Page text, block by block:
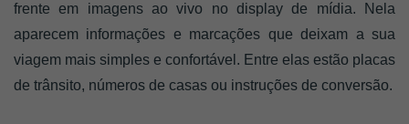
frente em imagens ao vivo no display de mídia. Nela
aparecem informações e marcações que deixam a sua
viagem mais simples e confortável. Entre elas estão placas
de trânsito, números de casas ou instruções de conversão.